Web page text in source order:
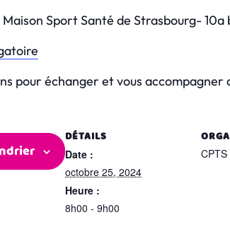
Maison Sport Santé de Strasbourg-
pour échanger et vous accompagner
DÉTAILS
Date :
octobre 25, 2024
Heure :
8h00 - 9h00